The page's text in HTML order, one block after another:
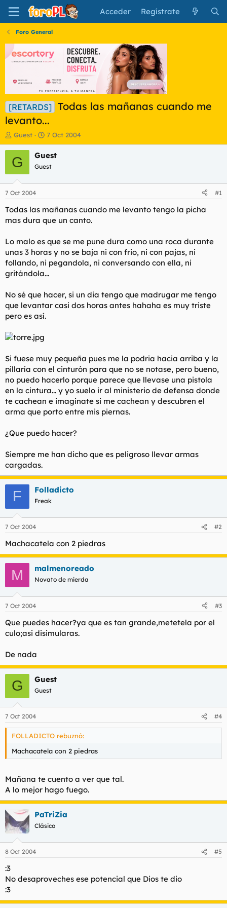
Acceder Regístrate
Foro General
[RETARDS]
Todas las mañanas cuando me
levanto...
I
n
i
c
a
o
r
e
t
e
m
a
Guest
F
e
c
a
i
n
c
o
7 Oct 2004
G Guest
Guest
7 Oct 2004 #1
Todas las mañanas cuando me levanto tengo la picha
mas dura que un canto.
Lo malo es que se me pune dura como una roca durante
unas 3 horas y no se baja ni con frio, ni con pajas, ni
follando, ni pegandola, ni conversando con ella, ni
gritándola...
No sé que hacer, si un dia tengo que madrugar me tengo
que levantar casi dos horas antes hahaha es muy triste
pero es así.
Si fuese muy pequeña pues me la podria hacia arriba y la
pillaría con el cinturón para que no se notase, pero bueno,
no puedo hacerlo porque parece que llevase una pistola
en la cintura... y yo suelo ir al ministerio de defensa donde
te cachean e imaginate si me cachean y descubren el
arma que porto entre mis piernas.
¿Que puedo hacer?
Siempre me han dicho que es peligroso llevar armas
cargadas.
F Folladicto
Freak
7 Oct 2004 #2
Machacatela con 2 piedras
M malmenoreado
Novato de mierda
7 Oct 2004 #3
Que puedes hacer?ya que es tan grande,metetela por el
culo;asi disimularas.
De nada
G Guest
Guest
7 Oct 2004 #4
FOLLADICTO rebuznó:
Machacatela con 2 piedras
Mañana te cuento a ver que tal.
A lo mejor hago fuego.
PaTriZia
Clásico
8 Oct 2004 #5
:3
No desaproveches ese potencial que Dios te dio
:3